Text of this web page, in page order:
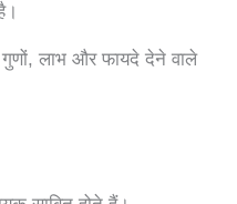
लाभ और फायदे देने वाले